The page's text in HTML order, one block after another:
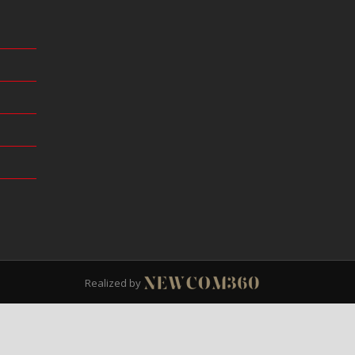
Realized by